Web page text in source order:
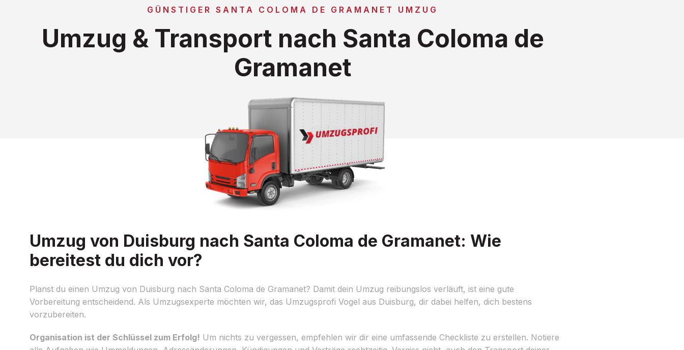
GÜNSTIGER SANTA COLOMA DE GRAMANET UMZUG
Umzug & Transport nach Santa Coloma de
Gramanet
Umzug von Duisburg nach Santa Coloma de Gramanet: Wie
bereitest du dich vor?
Planst du einen Umzug von Duisburg nach Santa Coloma de Gramanet? Damit dein Umzug reibungslos verläuft, ist eine gute
Vorbereitung entscheidend. Als Umzugsexperte möchten wir, das Umzugsprofi Vogel aus Duisburg, dir dabei helfen, dich bestens
vorzubereiten.
Organisation ist der Schlüssel zum Erfolg! Um nichts zu vergessen, empfehlen wir dir eine umfassende Checkliste zu erstellen. Notiere